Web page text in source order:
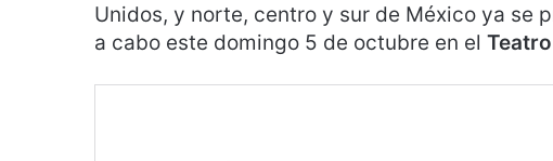
Unidos, y norte, centro y sur de México ya se
a cabo este domingo 5 de octubre en el